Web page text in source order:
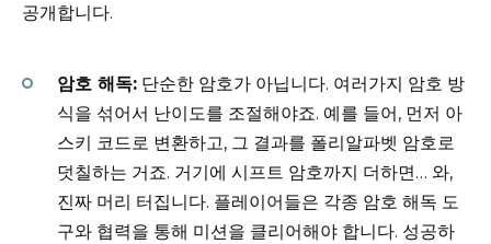
공개합니다.
암호 해독: 단순한 암호가 아닙니다. 여러가지 암호 방
식을 섞어서 난이도를 조절해야죠. 예를 들어, 먼저 아
스키 코드로 변환하고, 그 결과를 폴리알파벳 암호로
덧칠하는 거죠. 거기에 시프트 암호까지 더하면… 와,
진짜 머리 터집니다. 플레이어들은 각종 암호 해독 도
구와 협력을 통해 미션을 클리어해야 합니다. 성공하